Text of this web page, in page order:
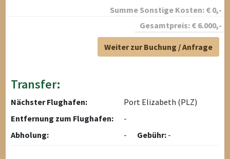
Summe Sonstige Kosten: € 0,-
Gesamtpreis: € 6.000,-
Weiter zur Buchung / Anfrage
Transfer:
Nächster Flughafen:
Port Elizabeth (PLZ)
Entfernung zum Flughafen:
-
Abholung:
- Gebühr: -